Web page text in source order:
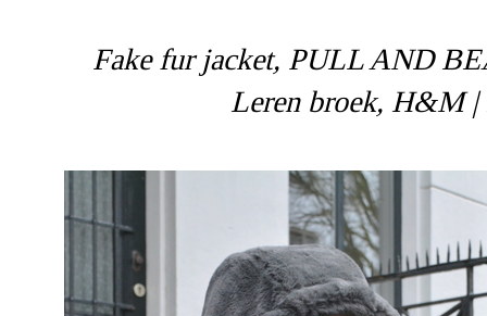
Fake fur jacket, PULL AND
Leren broek, H&M